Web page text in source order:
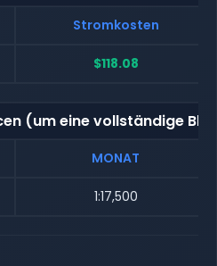
Stromkosten
$118.08
(um eine vollständige
MONAT
1:17,500